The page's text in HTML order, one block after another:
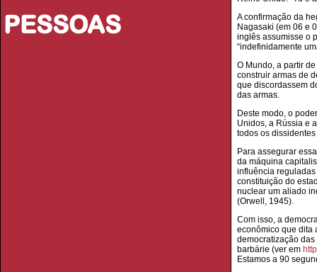
PESSOAS
A confirmação da
Nagasaki (em 06 e
inglês assumisse o
“indefinidamente
O Mundo, a partir
construir armas de
que discordassem
das armas.
Deste modo, o
Unidos, a Rússia e
todos os
Para assegurar
da máquina
influência
constituição do
nuclear um aliado
(Orwell, 1945).
Com isso, a
econômico que dita
democratização
barbárie (ver em
Estamos a 90